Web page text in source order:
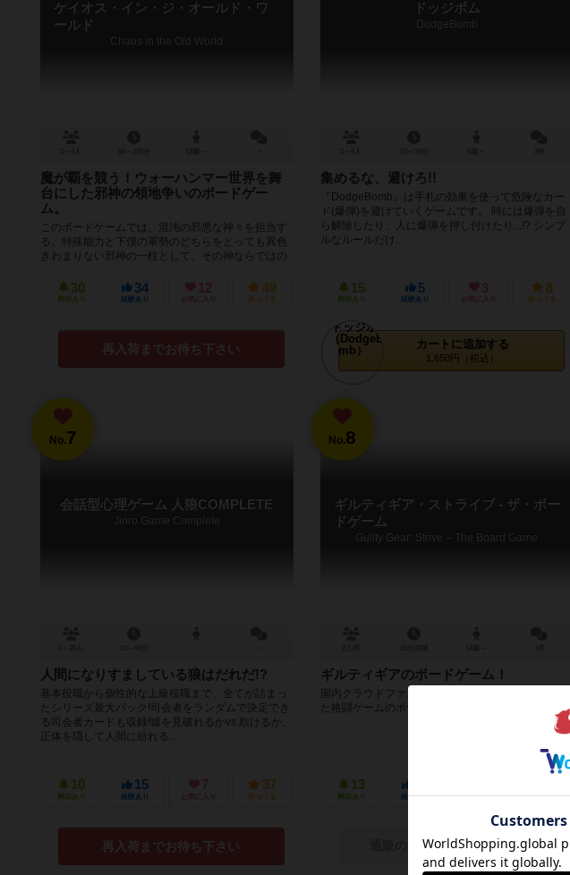
ケイオス・イン・ジ・オールド・ワ
ールド
Chaos in the Old World
魔が覇を競う！ウォーハンマー世界を舞
台にした邪神の領地争いのボードゲー
ム。
このボードゲームでは、混沌の邪悪な神々を担当す
る。特殊能力と下僕の軍勢のどちらをとっても異色
きわまりない邪神の一柱として、その神ならではの
30
興味あり
34
経験あり
12
お気に入り
49
持ってる
再入荷までお待ち下さい
ドッジボム
DodgeBomb
集めるな、避けろ!!
『DodgeBomb』は手札の効果を使って危険なカー
ド(爆弾)を避けていくゲームです。 時には爆弾を自
ら解除したり、人に爆弾を押し付けたり...!? シンプ
ルなルールだけ...
15
興味あり
5
経験あり
3
お気に入り
8
持ってる
カートに追加する
1,650円（税込）
No.7
会話型心理ゲーム 人狼COMPLETE
Jinro Game Complete
人間になりすましている狼はだれだ!?
基本役職から個性的な上級役職まで、全てが詰まっ
たシリーズ最大パック!司会者をランダムで決定でき
る司会者カードも収録!噓を見破れるかvs.欺けるか。
正体を隠して人間に紛れる...
10
興味あり
15
経験あり
7
お気に入り
37
持ってる
再入荷までお待ち下さい
No.8
ギルティギア・ストライブ - ザ・ボー
ドゲーム
Guilty Gear: Strive – The Board Game
ギルティギアのボードゲーム！
国内クラウドファンディングで1000万超えを達成し
た格闘ゲームのボードゲーム
13
興味あり 経験あり お気に入り 持ってる
通販の取り扱いがありません